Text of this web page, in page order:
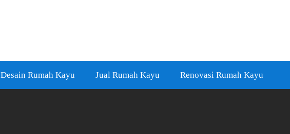
Desain Rumah Kayu Jual Rumah Kayu Renovasi Rumah Kayu